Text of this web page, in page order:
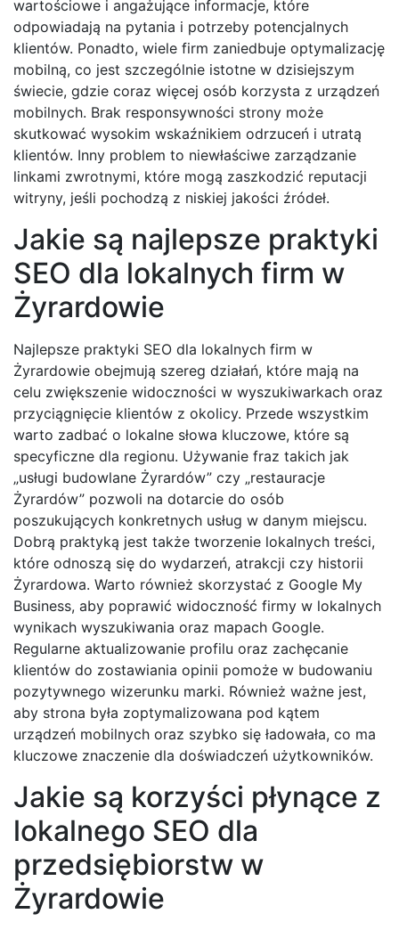
wartościowe i angażujące informacje, które
odpowiadają na pytania i potrzeby potencjalnych
klientów. Ponadto, wiele firm zaniedbuje optymalizację
mobilną, co jest szczególnie istotne w dzisiejszym
świecie, gdzie coraz więcej osób korzysta z urządzeń
mobilnych. Brak responsywności strony może
skutkować wysokim wskaźnikiem odrzuceń i utratą
klientów. Inny problem to niewłaściwe zarządzanie
linkami zwrotnymi, które mogą zaszkodzić reputacji
witryny, jeśli pochodzą z niskiej jakości źródeł.
Jakie są najlepsze praktyki
SEO dla lokalnych firm w
Żyrardowie
Najlepsze praktyki SEO dla lokalnych firm w
Żyrardowie obejmują szereg działań, które mają na
celu zwiększenie widoczności w wyszukiwarkach oraz
przyciągnięcie klientów z okolicy. Przede wszystkim
warto zadbać o lokalne słowa kluczowe, które są
specyficzne dla regionu. Używanie fraz takich jak
„usługi budowlane Żyrardów” czy „restauracje
Żyrardów” pozwoli na dotarcie do osób
poszukujących konkretnych usług w danym miejscu.
Dobrą praktyką jest także tworzenie lokalnych treści,
które odnoszą się do wydarzeń, atrakcji czy historii
Żyrardowa. Warto również skorzystać z Google My
Business, aby poprawić widoczność firmy w lokalnych
wynikach wyszukiwania oraz mapach Google.
Regularne aktualizowanie profilu oraz zachęcanie
klientów do zostawiania opinii pomoże w budowaniu
pozytywnego wizerunku marki. Również ważne jest,
aby strona była zoptymalizowana pod kątem
urządzeń mobilnych oraz szybko się ładowała, co ma
kluczowe znaczenie dla doświadczeń użytkowników.
Jakie są korzyści płynące z
lokalnego SEO dla
przedsiębiorstw w
Żyrardowie